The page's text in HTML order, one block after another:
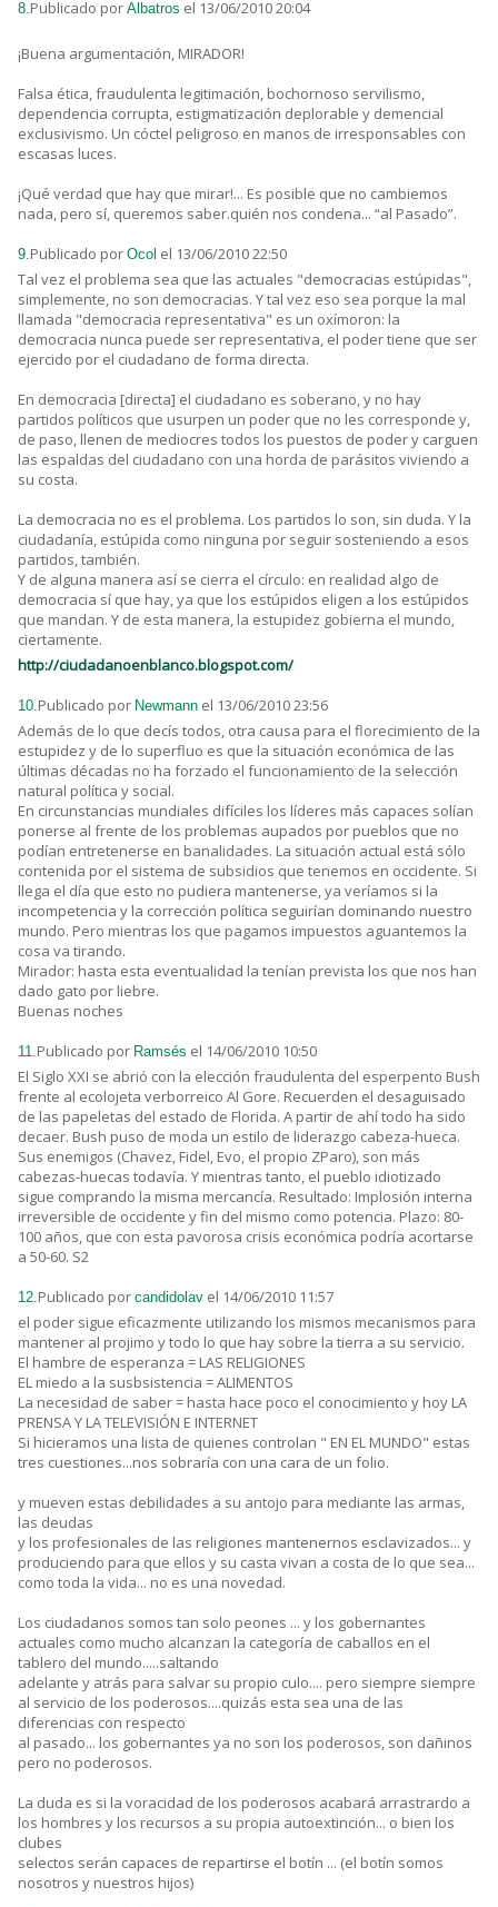
8.Publicado por Albatros el 13/06/2010 20:04
¡Buena argumentación, MIRADOR!
Falsa ética, fraudulenta legitimación, bochornoso servilismo,
dependencia corrupta, estigmatización deplorable y demencial
exclusivismo. Un cóctel peligroso en manos de irresponsables con
escasas luces.
¡Qué verdad que hay que mirar!... Es posible que no cambiemos
nada, pero sí, queremos saber.quién nos condena... “al Pasado”.
9.Publicado por Ocol el 13/06/2010 22:50
Tal vez el problema sea que las actuales "democracias estúpidas",
simplemente, no son democracias. Y tal vez eso sea porque la mal
llamada "democracia representativa" es un oxímoron: la
democracia nunca puede ser representativa, el poder tiene que ser
ejercido por el ciudadano de forma directa.
En democracia [directa] el ciudadano es soberano, y no hay
partidos políticos que usurpen un poder que no les corresponde y,
de paso, llenen de mediocres todos los puestos de poder y carguen
las espaldas del ciudadano con una horda de parásitos viviendo a
su costa.
La democracia no es el problema. Los partidos lo son, sin duda. Y la
ciudadanía, estúpida como ninguna por seguir sosteniendo a esos
partidos, también.
Y de alguna manera así se cierra el círculo: en realidad algo de
democracia sí que hay, ya que los estúpidos eligen a los estúpidos
que mandan. Y de esta manera, la estupidez gobierna el mundo,
ciertamente.
http://ciudadanoenblanco.blogspot.com/
10.Publicado por Newmann el 13/06/2010 23:56
Además de lo que decís todos, otra causa para el florecimiento de la
estupidez y de lo superfluo es que la situación económica de las
últimas décadas no ha forzado el funcionamiento de la selección
natural política y social.
En circunstancias mundiales difíciles los líderes más capaces solían
ponerse al frente de los problemas aupados por pueblos que no
podían entretenerse en banalidades. La situación actual está sólo
contenida por el sistema de subsidios que tenemos en occidente. Si
llega el día que esto no pudiera mantenerse, ya veríamos si la
incompetencia y la corrección política seguirían dominando nuestro
mundo. Pero mientras los que pagamos impuestos aguantemos la
cosa va tirando.
Mirador: hasta esta eventualidad la tenían prevista los que nos han
dado gato por liebre.
Buenas noches
11.Publicado por Ramsés el 14/06/2010 10:50
El Siglo XXI se abrió con la elección fraudulenta del esperpento Bush
frente al ecolojeta verborreico Al Gore. Recuerden el desaguisado
de las papeletas del estado de Florida. A partir de ahí todo ha sido
decaer. Bush puso de moda un estilo de liderazgo cabeza-hueca.
Sus enemigos (Chavez, Fidel, Evo, el propio ZParo), son más
cabezas-huecas todavía. Y mientras tanto, el pueblo idiotizado
sigue comprando la misma mercancía. Resultado: Implosión interna
irreversible de occidente y fin del mismo como potencia. Plazo: 80-
100 años, que con esta pavorosa crisis económica podría acortarse
a 50-60. S2
12.Publicado por candidolav el 14/06/2010 11:57
el poder sigue eficazmente utilizando los mismos mecanismos para
mantener al projimo y todo lo que hay sobre la tierra a su servicio.
El hambre de esperanza = LAS RELIGIONES
EL miedo a la susbsistencia = ALIMENTOS
La necesidad de saber = hasta hace poco el conocimiento y hoy LA
PRENSA Y LA TELEVISIÓN E INTERNET
Si hicieramos una lista de quienes controlan " EN EL MUNDO" estas
tres cuestiones...nos sobraría con una cara de un folio.
y mueven estas debilidades a su antojo para mediante las armas,
las deudas
y los profesionales de las religiones mantenernos esclavizados... y
produciendo para que ellos y su casta vivan a costa de lo que sea...
como toda la vida... no es una novedad.
Los ciudadanos somos tan solo peones ... y los gobernantes
actuales como mucho alcanzan la categoría de caballos en el
tablero del mundo.....saltando
adelante y atrás para salvar su propio culo.... pero siempre siempre
al servicio de los poderosos....quizás esta sea una de las
diferencias con respecto
al pasado... los gobernantes ya no son los poderosos, son dañinos
pero no poderosos.
La duda es si la voracidad de los poderosos acabará arrastrardo a
los hombres y los recursos a su propia autoextinción... o bien los
clubes
selectos serán capaces de repartirse el botín ... (el botín somos
nosotros y nuestros hijos)